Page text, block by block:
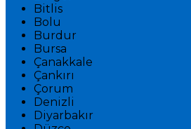
Bitlis
Bolu
Burdur
Bursa
Çanakkale
Çankırı
Çorum
Denizli
Diyarbakır